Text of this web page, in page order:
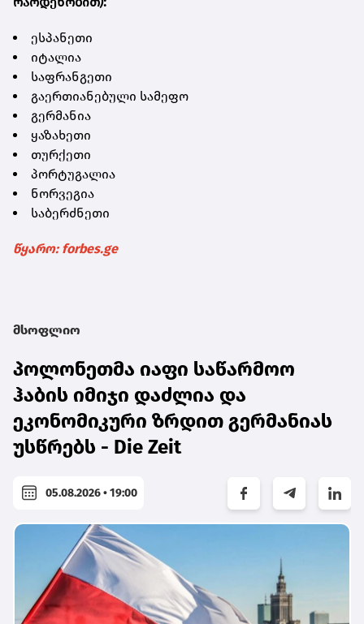
ესპანეთი
იტალია
საფრანგეთი
გაერთიანებული სამეფო
გერმანია
ყაზახეთი
თურქეთი
პორტუგალია
ნორვეგია
საბერძნეთი
წყარო: forbes.ge
მსოფლიო
პოლონეთმა იაფი საწარმოო
ჰაბის იმიჯი დაძლია და
ეკონომიკური ზრდით გერმანიას
უსწრებს - Die Zeit
05.08.2026 • 19:00